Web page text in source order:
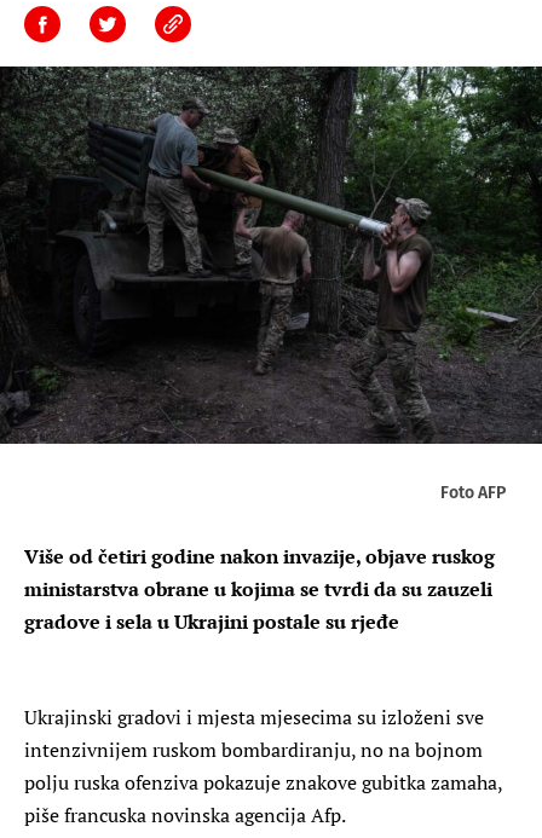
Foto AFP
Više od četiri godine nakon invazije, objave ruskog
ministarstva obrane u kojima se tvrdi da su zauzeli
gradove i sela u Ukrajini postale su rjeđe
Ukrajinski gradovi i mjesta mjesecima su izloženi sve
intenzivnijem ruskom bombardiranju, no na bojnom
polju ruska ofenziva pokazuje znakove gubitka zamaha,
piše francuska novinska agencija Afp.